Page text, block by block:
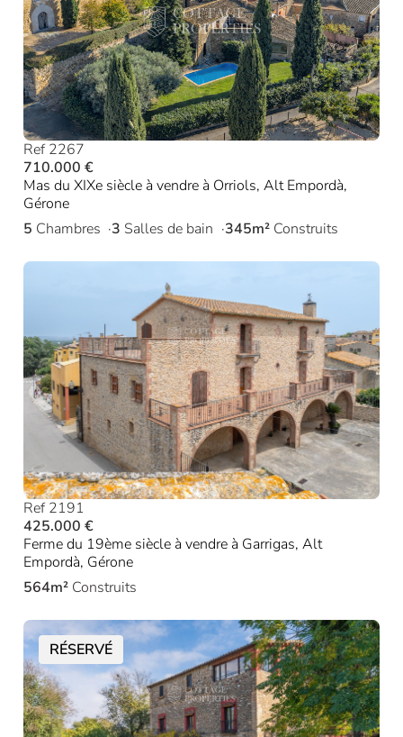
Ref 2267
710.000 €
Mas du XIXe siècle à vendre à Orriols, Alt Empordà,
Gérone
5 Chambres 3 Salles de bain 345m² Construits
Ref 2191
425.000 €
Ferme du 19ème siècle à vendre à Garrigas, Alt
Empordà, Gérone
564m² Construits
RÉSERVÉ